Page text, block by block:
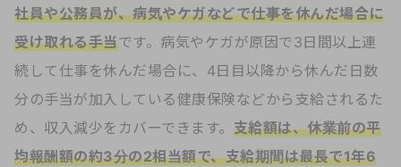
社員や公務員が、病気やケガなどで仕事を休んだ場合に
受け取れる手当です。病気やケガが原因で3日間以上連
続して仕事を休んだ場合に、4日目以降から休んだ日数
分の手当が加入している健康保険などから支給されるた
め、収入減少をカバーできます。 支給額は、休業前の平
均報酬額の約3分の2相当額で、支給期間は最長で1年6